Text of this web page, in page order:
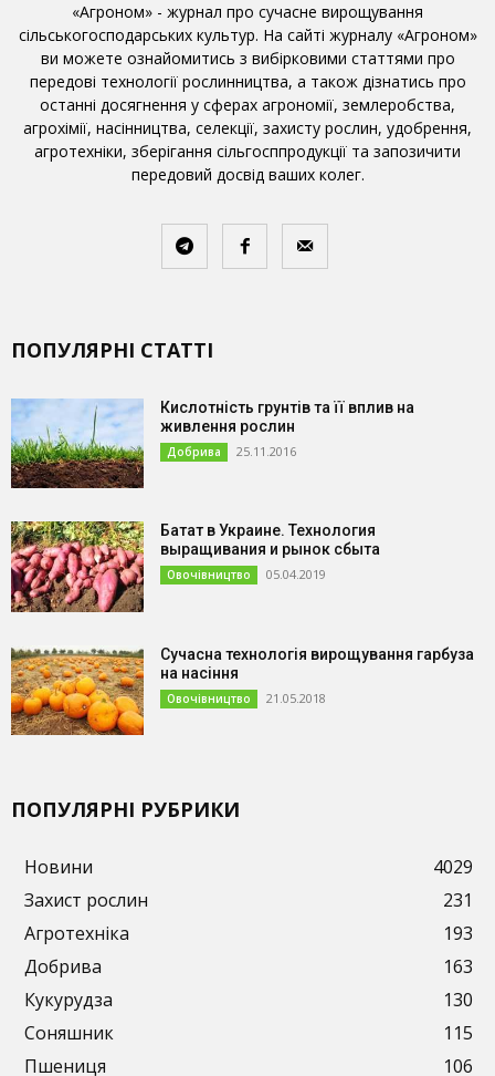
«Агроном» - журнал про сучасне вирощування
сільськогосподарських культур. На сайті журналу «Агроном»
ви можете ознайомитись з вибірковими статтями про
передові технології рослинництва, а також дізнатись про
останні досягнення у сферах агрономії, землеробства,
агрохімії, насінництва, селекції, захисту рослин, удобрення,
агротехніки, зберігання сільгосппродукції та запозичити
передовий досвід ваших колег.
ПОПУЛЯРНІ СТАТТІ
Кислотність грунтів та її вплив на
живлення рослин
Добрива 25.11.2016
Батат в Украине. Технология
выращивания и рынок сбыта
Овочівництво 05.04.2019
Сучасна технологія вирощування гарбуза
на насіння
Овочівництво 21.05.2018
ПОПУЛЯРНІ РУБРИКИ
Новини
4029
Захист рослин
231
Агротехніка
193
Добрива
163
Кукурудза
130
Соняшник
115
Пшениця
106